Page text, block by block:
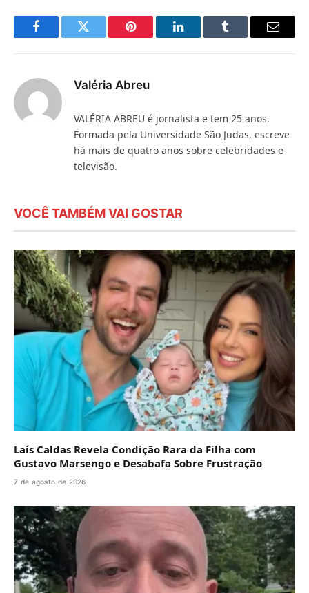
FacebookTwitter Pinterest LinkedInTumblr
E-
Valéria Abreu
VALÉRIA ABREU é jornalista e tem 25 anos.
Formada pela Universidade São Judas, escreve
há mais de quatro anos sobre celebridades e
televisão.
VOCÊ TAMBÉM VAI GOSTAR
Laís Caldas Revela Condição Rara da Filha com
Gustavo Marsengo e Desabafa Sobre Frustração
7 de agosto de 2026